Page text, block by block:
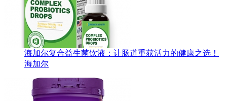
海加尔复合益生菌饮液：让肠道重获活力的健康之选！
海加尔